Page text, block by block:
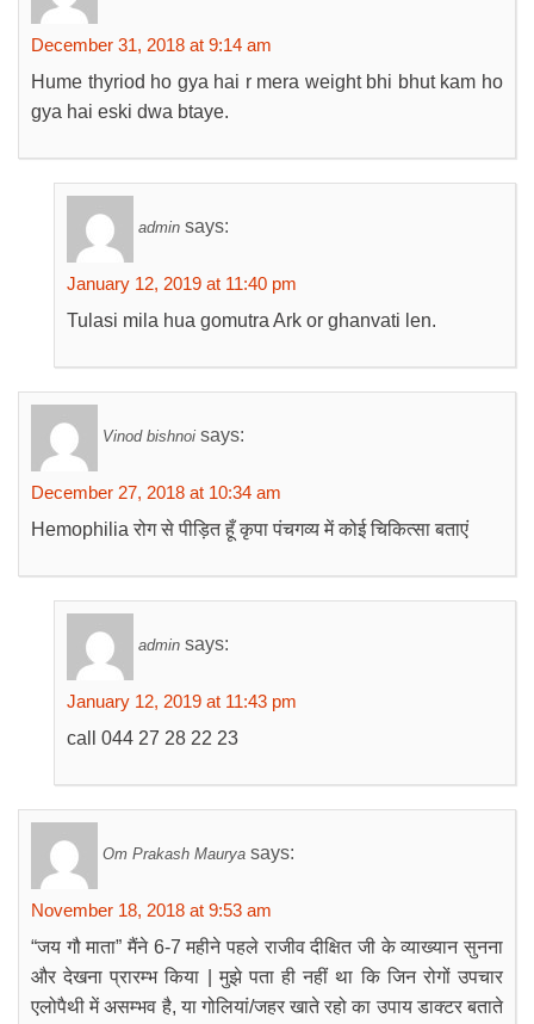
December 31, 2018 at 9:14 am
Hume thyriod ho gya hai r mera weight bhi bhut kam ho
gya hai eski dwa btaye.
admin says:
January 12, 2019 at 11:40 pm
Tulasi mila hua gomutra Ark or ghanvati len.
Vinod bishnoi says:
December 27, 2018 at 10:34 am
Hemophilia रोग से पीड़ित हूँ कृपा पंचगव्य में कोई चिकित्सा बताएं
admin says:
January 12, 2019 at 11:43 pm
call 044 27 28 22 23
Om Prakash Maurya says:
November 18, 2018 at 9:53 am
“जय गौ माता” मैंने 6-7 महीने पहले राजीव दीक्षित जी के व्याख्यान सुनना
और देखना प्रारम्भ किया | मुझे पता ही नहीं था कि जिन रोगों उपचार
एलोपैथी में असम्भव है, या गोलियां/जहर खाते रहो का उपाय डाक्टर बताते